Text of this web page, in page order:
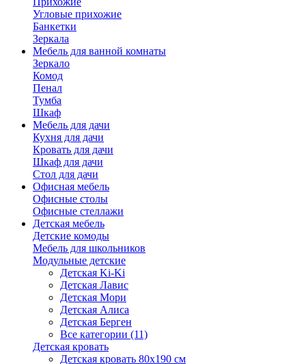
Угловые прихожие
Банкетки
Зеркала
Мебель для ванной комнаты
Зеркало
Комод
Пенал
Тумба
Шкаф
Мебель для дачи
Кухня для дачи
Кровать для дачи
Шкаф для дачи
Стол для дачи
Офисная мебель
Офисные столы
Офисные стеллажи
Детская мебель
Детские комоды
Мебель для школьников
Модульные детские
Детская Ki-Ki
Детская Лавис
Детская Мори
Детская Алиса
Детская Берген
Все категории (11)
Детская кровать
Детская кровать 80х190 см